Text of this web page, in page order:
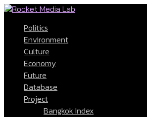
Politics
Environment
Culture
Economy
Future
Database
Project
Bangkok Index